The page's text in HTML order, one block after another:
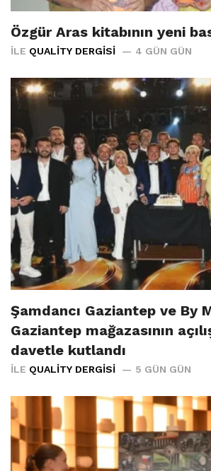
Özgür Aras kitabının yeni
İLE QUALITY DERGISI 4 GÜN GÜN
Şamdancı Gaziantep ve By
Gaziantep mağazasının
davetle kutlandı
İLE QUALITY DERGISI 5 GÜN GÜN